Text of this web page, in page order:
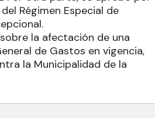
Régimen Especial de
la afectación de una
de Gastos en vigencia,
la Municipalidad de la